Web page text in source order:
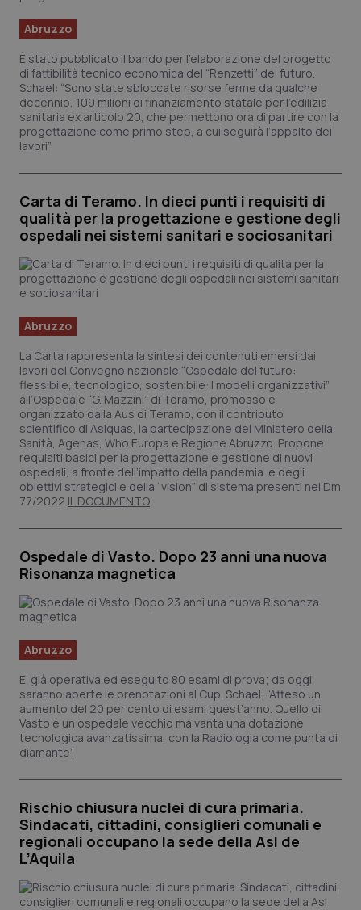
Abruzzo
È stato pubblicato il bando per l’elaborazione del progetto
di fattibilità tecnico economica del “Renzetti” del futuro.
Schael: “Sono state sbloccate risorse ferme da qualche
decennio, 109 milioni di finanziamento statale per l’edilizia
sanitaria ex articolo 20, che permettono ora di partire con la
progettazione come primo step, a cui seguirà l’appalto dei
lavori”
Carta di Teramo. In dieci punti i requisiti di
qualità per la progettazione e gestione degli
ospedali nei sistemi sanitari e sociosanitari
Abruzzo
La Carta rappresenta la sintesi dei contenuti emersi dai
lavori del Convegno nazionale “Ospedale del futuro:
flessibile, tecnologico, sostenibile: I modelli organizzativi”
all’Ospedale “G. Mazzini” di Teramo, promosso e
organizzato dalla Aus di Teramo, con il contributo
scientifico di Asiquas, la partecipazione del Ministero della
Sanità, Agenas, Who Europa e Regione Abruzzo. Propone
requisiti basici per la progettazione e gestione di nuovi
ospedali, a fronte dell’impatto della pandemia e degli
obiettivi strategici e della “vision” di sistema presenti nel Dm
77/2022 IL DOCUMENTO
Ospedale di Vasto. Dopo 23 anni una nuova
Risonanza magnetica
Abruzzo
E’ già operativa ed eseguito 80 esami di prova; da oggi
saranno aperte le prenotazioni al Cup. Schael: “Atteso un
aumento del 20 per cento di esami quest’anno. Quello di
Vasto è un ospedale vecchio ma vanta una dotazione
tecnologica avanzatissima, con la Radiologia come punta di
diamante”.
Rischio chiusura nuclei di cura primaria.
Sindacati, cittadini, consiglieri comunali e
regionali occupano la sede della Asl de
L’Aquila